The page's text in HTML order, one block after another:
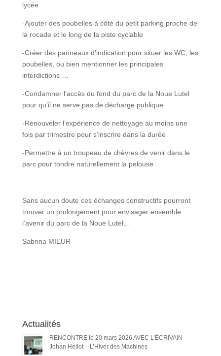
lycée
-Ajouter des poubelles à côté du petit parking proche de
la rocade et le long de la piste cyclable
-Créer des panneaux d’indication pour situer les WC, les
poubelles, ou bien mentionner les principales
interdictions …
-Condamner l’accès du fond du parc de la Noue Lutel
pour qu’il ne serve pas de décharge publique
-Renouveler l’expérience de nettoyage au moins une
fois par trimestre pour s’inscrire dans la durée
-Permettre à un troupeau de chèvres de venir dans le
parc pour tondre naturellement la pelouse
Sans aucun doute ces échanges constructifs pourront
trouver un prolongement pour envisager ensemble
l’avenir du parc de la Noue Lutel…
Sabrina MIEUR
Actualités
RENCONTRE le 20 mars 2026 AVEC L’ÉCRIVAIN
Johan Heliot – L’Hiver des Machines